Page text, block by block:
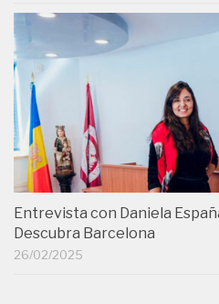
Entrevista con Daniela
Descubra Barcelona
26/02/2025